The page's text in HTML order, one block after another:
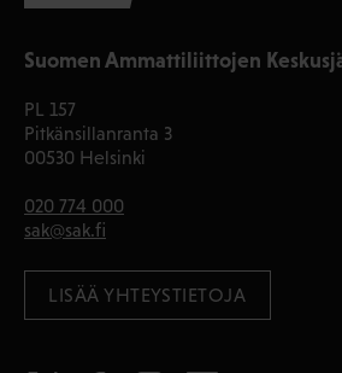
Suomen Ammattiliittojen
PL 157
Pitkänsillanranta 3
00530 Helsinki
020 774 000
sak@sak.fi
LISÄÄ YHTEYSTIETOJA